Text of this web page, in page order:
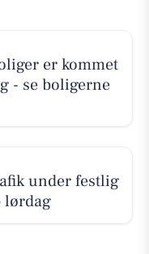
er kommet
- se boligerne
under festlig
lørdag